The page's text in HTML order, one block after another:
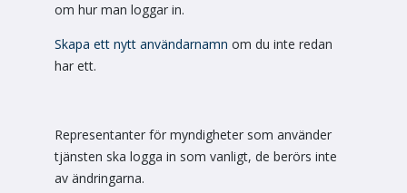
om hur man loggar in.
Skapa ett nytt användarnamn om du inte redan
har ett.
Representanter för myndigheter som använder
tjänsten ska logga in som vanligt, de berörs inte
av ändringarna.